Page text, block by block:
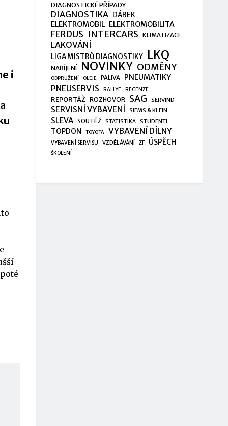
i
DIAGNOSTICKÉ PŘÍPADY
DIAGNOSTIKA DÁREK
ELEKTROMOBIL ELEKTROMOBILITA
FERDUS INTERCARS KLIMATIZACE
LAKOVÁNÍ
LIGA MISTRŮ DIAGNOSTIKY LKQ
NABÍJENÍ NOVINKY ODMĚNY
ODPRUŽENÍ OLEJE PALIVA PNEUMATIKY
PNEUSERVIS RALLYE RECENZE
REPORTÁŽ ROZHOVOR SAG SERVIND
SERVISNÍ VYBAVENÍ SIEMS & KLEIN
SLEVA SOUTĚŽ STATISTIKA STUDENTI
TOPDON TOYOTA VYBAVENÍ DÍLNY
VYBAVENÍ SERVISU VZDĚLÁVÁNÍ ZF ÚSPĚCH
ŠKOLENÍ